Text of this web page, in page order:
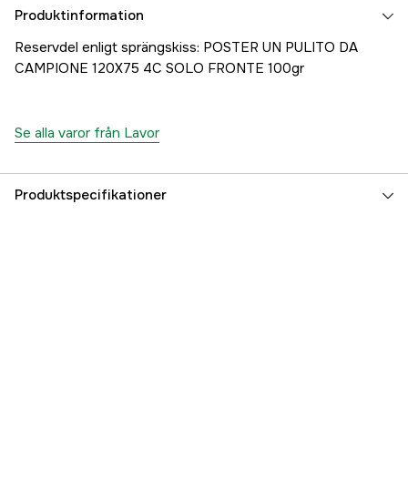
Produktinformation
Reservdel enligt sprängskiss: POSTER UN PULITO DA
CAMPIONE 120X75 4C SOLO FRONTE 100gr
Se alla varor från Lavor
Produktspecifikationer